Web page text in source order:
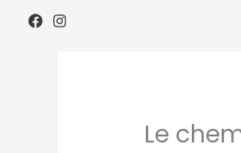
Le